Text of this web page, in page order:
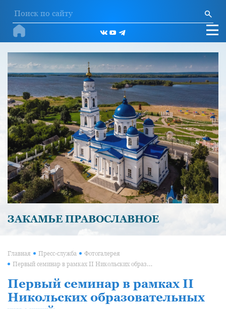
ЗАКАМЬЕ ПРАВОСЛАВНОЕ
Главная Пресс-служба Фотогалерея
Первый семинар в рамках II Никольских образовательных чтений
Первый семинар в рамках II
Никольских образовательных